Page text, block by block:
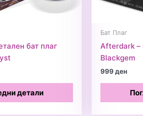
бат плаг
детали
Бат Плаг
Afterdark –
Blackgem
999ден